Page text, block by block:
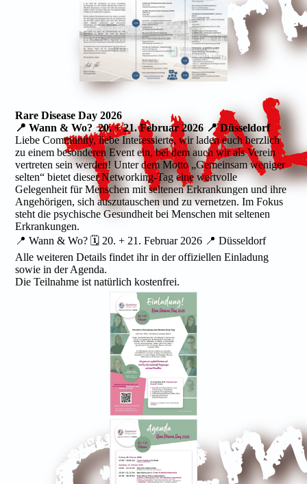
Rare Disease Day 2026
📍 Wann & Wo? 20. + 21. Februar 2026 📍 Düsseldorf
Liebe Community, liebe Interessierte, wir laden euch herzlich
zu einem besonderen Event ein, bei dem auch wir als Verein
vertreten sein werden! Unter dem Motto „Gemeinsam weniger
selten“ bietet dieser Networking-Tag eine wertvolle
Gelegenheit für Menschen mit seltenen Erkrankungen und ihre
Angehörigen, sich auszutauschen und zu vernetzen. Im Fokus
steht die psychische Gesundheit bei Menschen mit seltenen
Erkrankungen.
📍 Wann & Wo? 🗓 20. + 21. Februar 2026 📍 Düsseldorf
Alle weiteren Details findet ihr in der offiziellen Einladung
sowie in der Agenda.
Die Teilnahme ist natürlich kostenfrei.